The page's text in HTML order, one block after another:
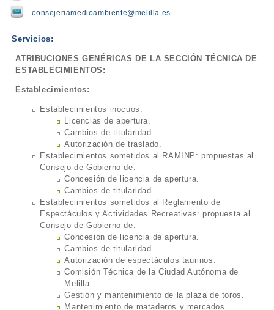
consejeriamedioambiente@melilla.es
Servicios:
ATRIBUCIONES GENÉRICAS DE LA SECCIÓN TÉCNICA DE
ESTABLECIMIENTOS:
Establecimientos:
Establecimientos inocuos:
Licencias de apertura.
Cambios de titularidad.
Autorización de traslado.
Establecimientos sometidos al RAMINP: propuestas al
Consejo de Gobierno de:
Concesión de licencia de apertura.
Cambios de titularidad.
Establecimientos sometidos al Reglamento de
Espectáculos y Actividades Recreativas: propuesta al
Consejo de Gobierno de:
Concesión de licencia de apertura.
Cambios de titularidad.
Autorización de espectáculos taurinos.
Comisión Técnica de la Ciudad Autónoma de
Melilla.
Gestión y mantenimiento de la plaza de toros.
Mantenimiento de mataderos y mercados.